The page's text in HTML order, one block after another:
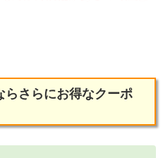
らさらにお得なクーポ